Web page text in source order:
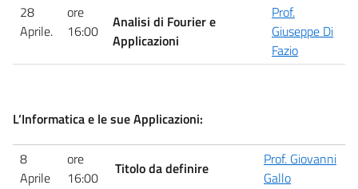
28
Aprile.
ore
16:00
Analisi di Fourier e
Applicazioni
Prof.
Giuseppe Di
Fazio
L’Informatica e le sue Applicazioni:
8
Aprile
ore
16:00
Titolo da definire
Prof. Giovanni
Gallo